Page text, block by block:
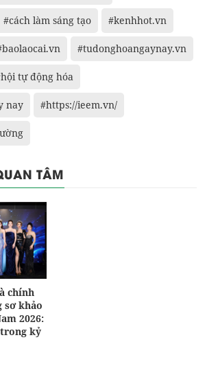
#cách làm sáng tạo #kenhhot.vn
#tudonghoangaynay.vn
tự động hóa
nay #https://ieem.vn/
TÂM
chính
sơ khảo
2026:
kỷ